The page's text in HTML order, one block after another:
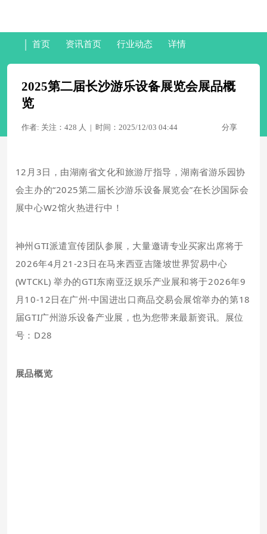
| 首页 资讯首页 行业动态 详情
2025第二届长沙游乐设备展览会展品概
览
作者: 关注：428 人 | 时间：2025/12/03 04:44 分享
12月3日，由湖南省文化和旅游厅指导，湖南省游乐园协
会主办的“2025第二届长沙游乐设备展览会”在长沙国际会
展中心W2馆火热进行中！
神州GTI派遣宣传团队参展，大量邀请专业买家出席将于
2026年4月21-23日在马来西亚吉隆坡世界贸易中心
(WTCKL) 举办的GTI东南亚泛娱乐产业展和将于2026年9
月10-12日在广州·中国进出口商品交易会展馆举办的第18
届GTI广州游乐设备产业展，也为您带来最新资讯。展位
号：D28
展品概览